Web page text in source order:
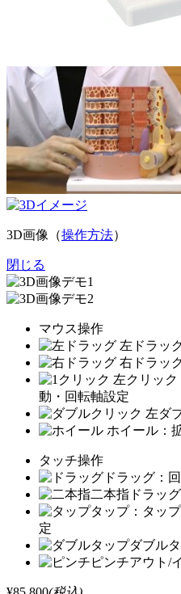
3D画像（操作方法）
閉じる
マウス操作
左ドラッ
右ドラッ
左クリッ
動・回転軸設定
左ダ
ホイール：
タッチ操作
ドラッグ：
二本指ドラッ
タップ：タッ
定
ダブル
ピンチアウト/